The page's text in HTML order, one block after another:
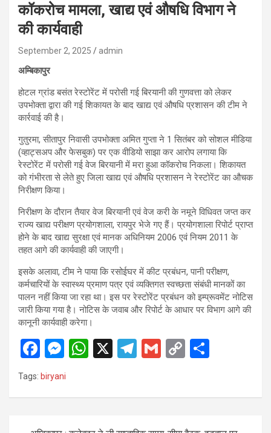
कॉकरोच मामला, खाद्य एवं औषधि विभाग ने
की कार्यवाही
September 2, 2025 admin
अम्बिकापुर
होटल ग्रांड बसंत रेस्टोरेंट में परोसी गई बिरयानी की गुणवत्ता को लेकर
उपभोक्ता द्वारा की गई शिकायत के बाद खाद्य एवं औषधि प्रशासन की टीम ने
कार्रवाई की है।
गुतुरमा, सीतापुर निवासी उपभोक्ता अमित गुप्ता ने 1 सितंबर को सोशल मीडिया
(व्हाट्सअप और फेसबुक) पर एक वीडियो साझा कर आरोप लगाया कि
रेस्टोरेंट में परोसी गई वेज बिरयानी में मरा हुआ कॉकरोच निकला। शिकायत
को गंभीरता से लेते हुए जिला खाद्य एवं औषधि प्रशासन ने रेस्टोरेंट का औचक
निरीक्षण किया।
निरीक्षण के दौरान तैयार वेज बिरयानी एवं वेज करी के नमूने विधिवत जप्त कर
राज्य खाद्य परीक्षण प्रयोगशाला, रायपुर भेजे गए हैं। प्रयोगशाला रिपोर्ट प्राप्त
होने के बाद खाद्य सुरक्षा एवं मानक अधिनियम 2006 एवं नियम 2011 के
तहत आगे की कार्यवाही की जाएगी।
इसके अलावा, टीम ने पाया कि रसोईघर में कीट प्रबंधन, पानी परीक्षण,
कर्मचारियों के स्वास्थ्य प्रमाण पत्र एवं व्यक्तिगत स्वच्छता संबंधी मानकों का
पालन नहीं किया जा रहा था। इस पर रेस्टोरेंट प्रबंधन को इम्प्रूवमेंट नोटिस
जारी किया गया है। नोटिस के जवाब और रिपोर्ट के आधार पर विभाग आगे की
कानूनी कार्यवाही करेगा।
F
a
ce
o
M
es
se
g
W
A
X
T
a
G
C
n
Tags: biryani
Post